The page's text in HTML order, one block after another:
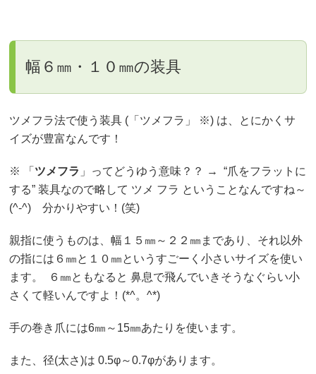
幅６㎜・１０㎜の装具
ツメフラ法で使う装具 (「ツメフラ」 ※) は、とにかくサ
イズが豊富なんです！
※ 「 ツメフラ 」ってどうゆう意味？？ → “爪をフラットに
する” 装具なので略して ツメ フラ ということなんですね～
(^-^) 分かりやすい！(笑)
親指に使うものは、幅１５㎜～２２㎜まであり、それ以外
の指には６㎜と１０㎜というすごーく小さいサイズを使い
ます。 ６㎜ともなると 鼻息で飛んでいきそうなぐらい小
さくて軽いんですよ！(*^。^*)
手の巻き爪には6㎜～15㎜あたりを使います。
また、径(太さ)は 0.5φ～0.7φがあります。